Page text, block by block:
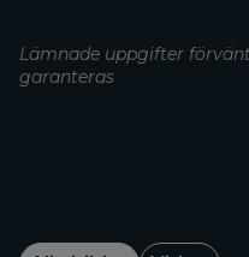
Lämnade uppgifter
garanteras